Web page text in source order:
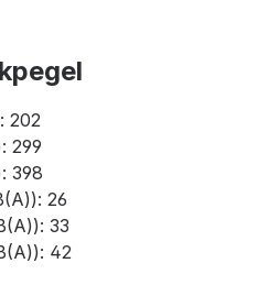
202
299
398
26
33
42